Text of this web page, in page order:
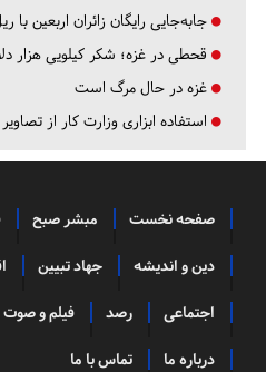
جابه‌جایی رایگان زائران اربعین
قحطی در غزه؛ شکر کیلویی هزار
غزه در حال مرگ است
استفاده ابزاری وزارت کار از
صفحه نخست مبشر صبح
دین و اندیشه جهاد تبیین
اجتماعی رصد فیلم و صوت
درباره ما تماس با ما